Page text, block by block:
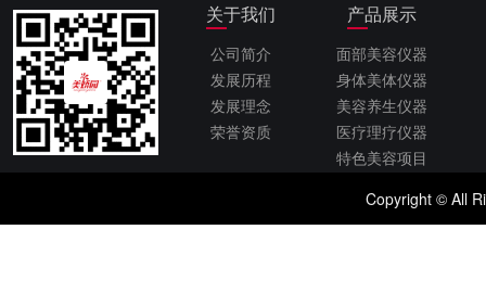
关于我们
公司简介
发展历程
发展理念
荣誉资质
产品展示
面部美容仪器
身体美体仪器
美容养生仪器
医疗理疗仪器
特色美容项目
Copyright © All